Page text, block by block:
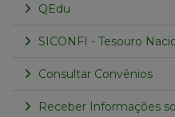
QEdu
SICONFI - Tesouro
Consultar Convênios
Receber Informações